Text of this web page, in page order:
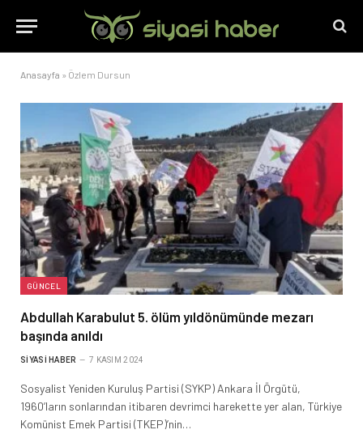
Anasayfa » Özlem Dursun
GÜNCEL
Abdullah Karabulut 5. ölüm yıldönümünde mezarı
başında anıldı
SIYASI HABER 7 KASIM 2024
Sosyalist Yeniden Kuruluş Partisi (SYKP) Ankara İl Örgütü,
1960’ların sonlarından itibaren devrimci harekette yer alan, Türkiye
Komünist Emek Partisi (TKEP)’nin…